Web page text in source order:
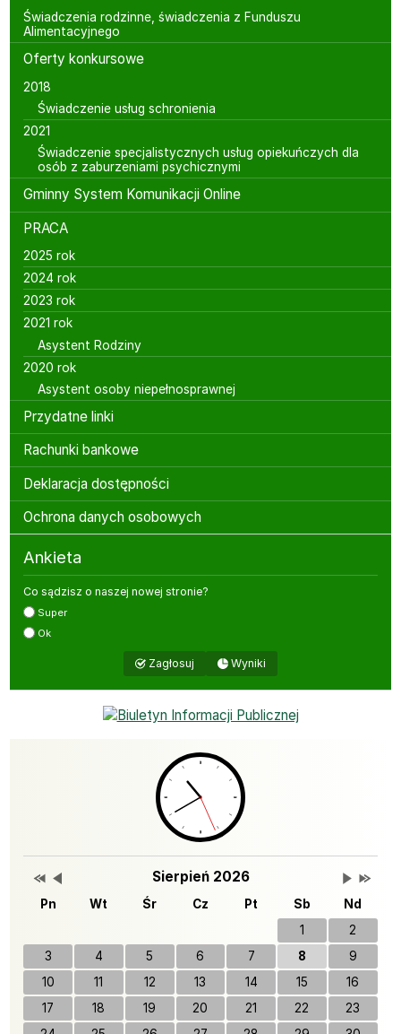
Świadczenia rodzinne, świadczenia z Funduszu
Alimentacyjnego
Oferty konkursowe
2018
Świadczenie usług schronienia
2021
Świadczenie specjalistycznych usług opiekuńczych dla
osób z zaburzeniami psychicznymi
Gminny System Komunikacji Online
PRACA
2025 rok
2024 rok
2023 rok
2021 rok
Asystent Rodziny
2020 rok
Asystent osoby niepełnosprawnej
Przydatne linki
Rachunki bankowe
Deklaracja dostępności
Ochrona danych osobowych
Ankieta
Co sądzisz o naszej nowej stronie?
Super
Ok
Zagłosuj Wyniki
Bannery boczne
Wydarzenia Lista wydarzeń w miesiącu
Sierpień 2026Brak wydarzeń w tym
Przestaw datę na Sierpień 2025
Przestaw datę na Lipiec 2026
Pn Wt Śr Cz Pt Sb
Nd
1
2
3
4 5 6 7 8
9
10
11 12 13 14 15
16
17
18 19 20 21 22
23